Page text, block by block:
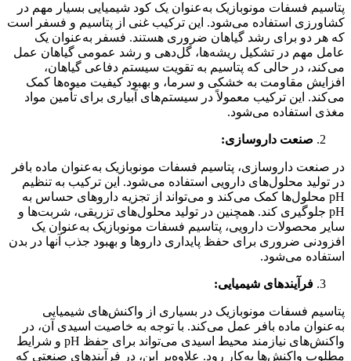
پتاسیم فسفات مونوبازیک به‌عنوان یک کود شیمیایی بسیار مهم در
کشاورزی استفاده می‌شود. این ترکیب غنی از پتاسیم و فسفر است
که هر دو برای رشد گیاهان ضروری هستند. فسفر به‌عنوان یک
عامل مهم در تشکیل ریشه‌ها، گل‌دهی و رشد عمومی گیاهان عمل
می‌کند، در حالی که پتاسیم به تقویت سیستم دفاعی گیاهان،
افزایش مقاومت به خشکی و سرما، و بهبود کیفیت میوه‌ها کمک
می‌کند. این ترکیب معمولاً در سیستم‌های آبیاری برای تأمین مواد
مغذی استفاده می‌شود.
صنعت داروسازی:
در صنعت داروسازی، پتاسیم فسفات مونوبازیک به‌عنوان ماده بافر
در تولید محلول‌های دارویی استفاده می‌شود. این ترکیب به تنظیم
pH محلول‌ها کمک می‌کند و می‌تواند از تجزیه داروهای حساس به
pH جلوگیری کند. همچنین در تولید محلول‌های تزریقی، شربت‌ها و
سایر محصولات دارویی، پتاسیم فسفات مونوبازیک به‌عنوان یک
افزودنی ضروری برای حفظ پایداری داروها و بهبود جذب آنها در بدن
استفاده می‌شود.
فرآیندهای شیمیایی:
پتاسیم فسفات مونوبازیک در بسیاری از واکنش‌های شیمیایی
به‌عنوان ماده بافر عمل می‌کند. با توجه به خاصیت اسیدی آن، در
واکنش‌های نیازمند محیط اسیدی می‌تواند برای حفظ pH و شرایط
مطلوب واکنش‌ها به‌کار رود. علاوه‌بر این، در فرآیندهای صنعتی که